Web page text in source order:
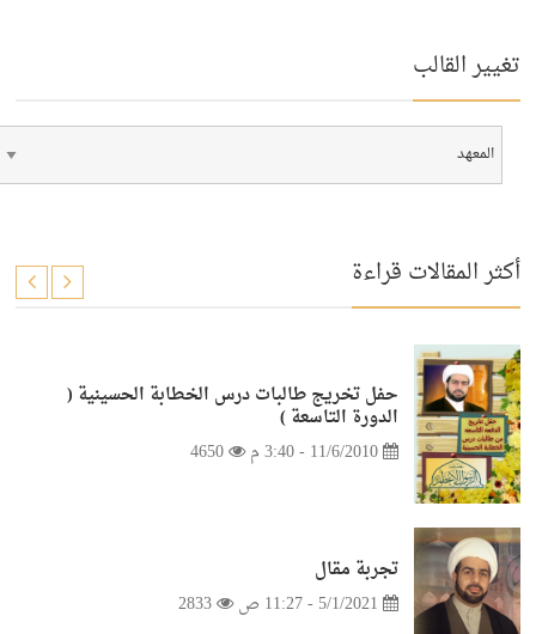
تغيير القالب
أكثر المقالات قراءة
حفل تخريج طالبات درس الخطابة الحسينية (
الدورة التاسعة )
11/6/2010 - 3:40 م
4650
تجربة مقال
2833